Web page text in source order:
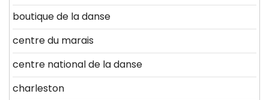
boutique de la danse
centre du marais
centre national de la danse
charleston